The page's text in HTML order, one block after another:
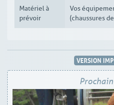
Matériel à
prévoir
Vos
(chaussures
VERSION